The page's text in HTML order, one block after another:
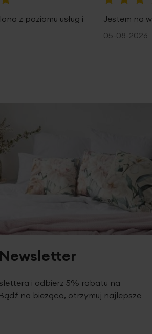
z poziomu usług i
Jestem na
05-08-2026
Newsletter
i odbierz 5% rabatu na
na bieżąco, otrzymuj najlepsze